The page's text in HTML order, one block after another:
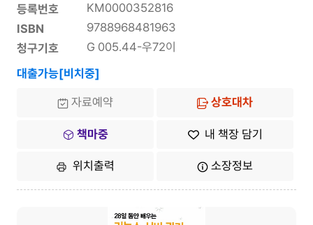
등록번호
KM0000352816
ISBN
9788968481963
청구기호
G 005.44-우72이
대출가능[비치중]
자료예약 상호대차
책마중 내 책장 담기
위치출력 소장정보